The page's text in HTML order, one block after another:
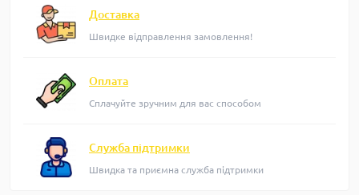
Доставка
Швидке відправлення замовлення!
Оплата
Сплачуйте зручним для вас способом
Служба підтримки
Швидка та приємна служба підтримки